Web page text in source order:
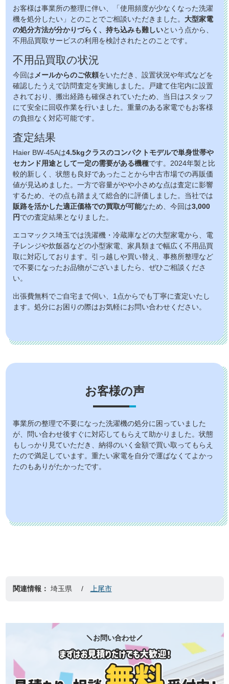
お客様は事業所の整理に伴い、「使用頻度が少なくなった洗濯
機を処分したい」とのことでご相談いただきました。 大型家電
の処分方法が分かりづらく、持ち込みも難しいという点から、
不用品買取サービスの利用を検討されたとのことです。
不用品買取の状況
今回はメールからのご依頼をいただき、設置状況や年式などを
確認したうえで訪問査定を実施しました。戸建て住宅内に設置
されており、搬出経路も確保されていたため、当日はスタッフ
にて安全に回収作業を行いました。重量のある家電でもお客様
の負担なく対応可能です。
査定結果
Haier BW-45Aは4.5kgクラスのコンパクトモデルで単身世帯や
セカンド用途として一定の需要がある機種です。2024年製と比
較的新しく、状態も良好であったことから中古市場での再販価
値が見込めました。一方で容量がやや小さめな点は査定に影響
するため、その点も踏まえて総合的に評価しました。当社では
販路を活かした適正価格での買取が可能なため、今回は3,000
円での査定結果となりました。
エコマックス埼玉では洗濯機・冷蔵庫などの大型家電から、電
子レンジや炊飯器などの小型家電、家具類まで幅広く不用品買
取に対応しております。引っ越しや買い替え、事務所整理など
で不要になったお品物がございましたら、ぜひご相談くださ
い。
出張費無料でご自宅まで伺い、1点からでも丁寧に査定いたし
ます。処分にお困りの際はお気軽にお問い合わせください。
お客様の声
事業所の整理で不要になった洗濯機の処分に困っていました
が、問い合わせ後すぐに対応してもらえて助かりました。状態
もしっかり見ていただき、納得のいく金額で買い取ってもらえ
たので満足しています。重たい家電を自分で運ばなくてよかっ
たのもありがたかったです。
関連情報： 埼玉県 上尾市
お問い合わせ